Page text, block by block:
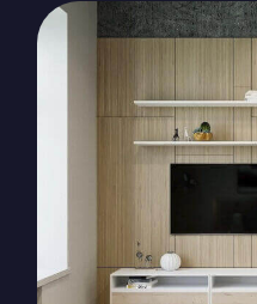
СТОИМОСТЬ
КОНТАКТЫ
UK